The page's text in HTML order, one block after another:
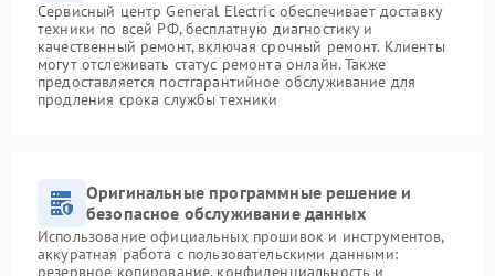
Сервисный центр General Electric обеспечивает доставку
техники по всей РФ, бесплатную диагностику и
качественный ремонт, включая срочный ремонт. Клиенты
могут отслеживать статус ремонта онлайн. Также
предоставляется постгарантийное обслуживание для
продления срока службы техники
Оригинальные программные решение и
безопасное обслуживание данных
Использование официальных прошивок и инструментов,
аккуратная работа с пользовательскими данными:
резервное копирование, конфиденциальность и